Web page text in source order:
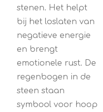
stenen. Het helpt
bij het loslaten van
negatieve energie
en brengt
emotionele rust. De
regenbogen in de
steen staan
symbool voor hoop